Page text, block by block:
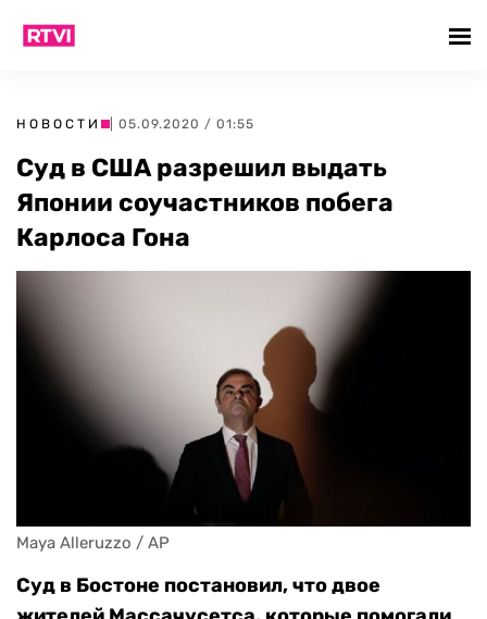
НОВОСТИ | 05.09.2020 / 01:55
Суд в США разрешил выдать
Японии соучастников побега
Карлоса Гона
Maya Alleruzzo / AP
Суд в Бостоне постановил, что двое